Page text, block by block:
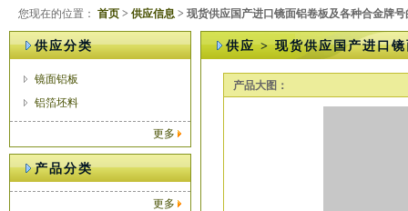
您现在的位置： 首页 > 供应信息 > 现货供应国产进口镜面铝卷板及各种合金牌
供应分类
镜面铝板
铝箔坯料
更多
产品分类
更多
供应 > 现货供应国产进口
产品大图：